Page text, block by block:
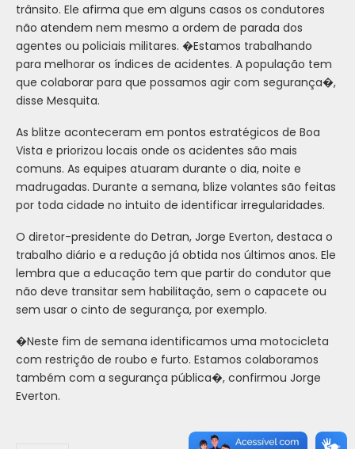
trânsito. Ele afirma que em alguns casos os condutores
não atendem nem mesmo a ordem de parada dos
agentes ou policiais militares. �Estamos trabalhando
para melhorar os índices de acidentes. A população tem
que colaborar para que possamos agir com segurança�,
disse Mesquita.
As blitze aconteceram em pontos estratégicos de Boa
Vista e priorizou locais onde os acidentes são mais
comuns. As equipes atuaram durante o dia, noite e
madrugadas. Durante a semana, blize volantes são feitas
por toda cidade no intuito de identificar irregularidades.
O diretor-presidente do Detran, Jorge Everton, destaca o
trabalho diário e a redução já obtida nos últimos anos. Ele
lembra que a educação tem que partir do condutor que
não deve transitar sem habilitação, sem o capacete ou
sem usar o cinto de segurança, por exemplo.
�Neste fim de semana identificamos uma motocicleta
com restrição de roubo e furto. Estamos colaboramos
também com a segurança pública�, confirmou Jorge
Everton.